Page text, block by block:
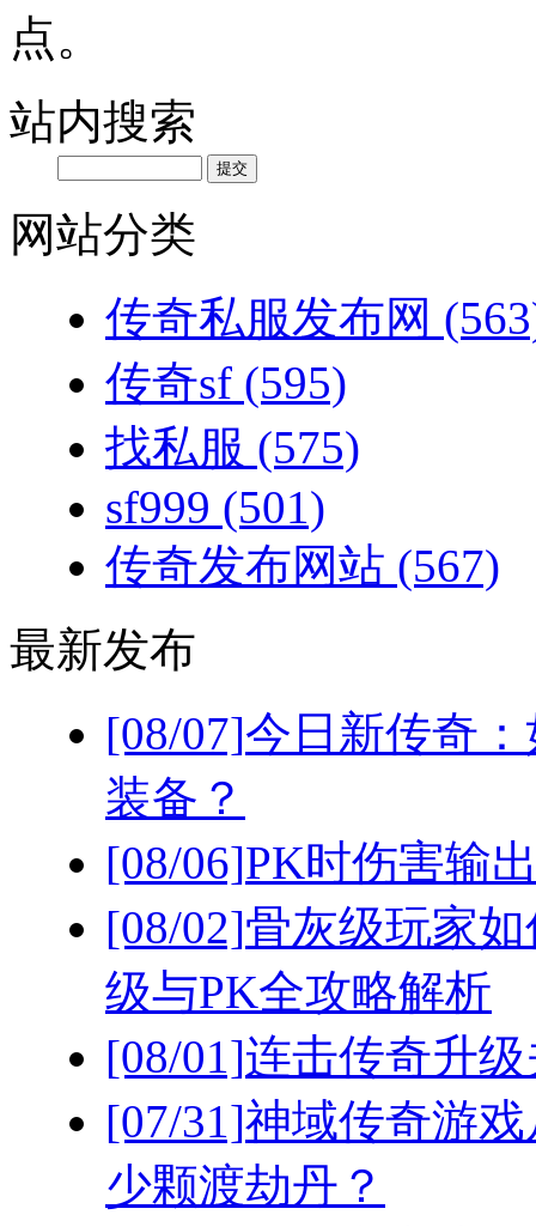
点。
站内搜索
网站分类
传奇私服发布网
传奇sf (595)
找私服 (575)
sf999 (501)
传奇发布网站 (567)
最新发布
[08/07]今日新传奇
装备？
[08/06]PK时伤害输
[08/02]骨灰级玩家
级与PK全攻略解析
[08/01]连击传奇升
[07/31]神域传奇游
少颗渡劫丹？